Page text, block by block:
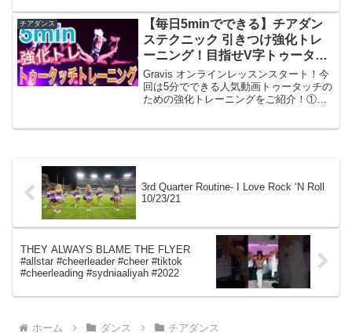
チアダンス
【毎日5minでできる】チアダン
ステクニック 引きつけ強化トレ
ーニング！目指せV字トゥータッ
チ！
Gravis オンラインレッスンスタート！今
回は5分でできる人気動画トゥータッチの
ための強化トレーニングをご紹介！①つ
3rd Quarter Routine- I Love Rock ‘N Roll
10/23/21
THEY ALWAYS BLAME THE FLYER
#allstar #cheerleader #cheer #tiktok
#cheerleading #sydniaaliyah #2022
ホーム ダンス チアダンス